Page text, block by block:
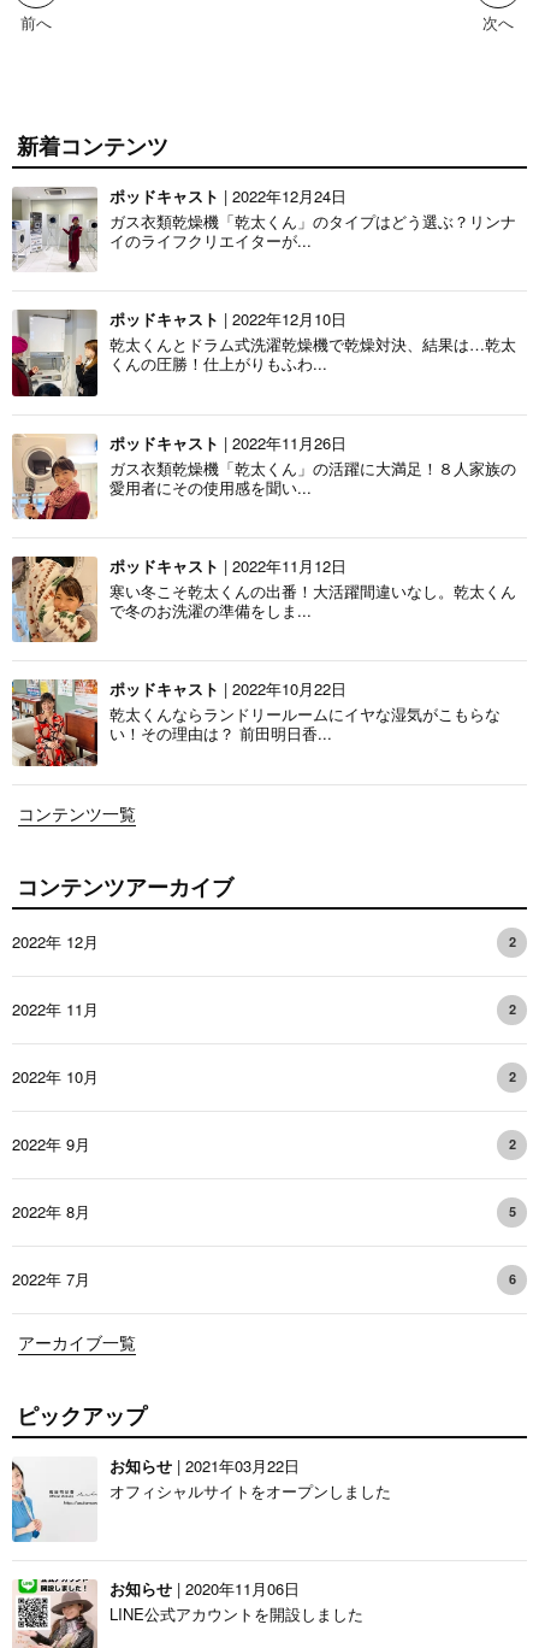
前へ 次へ
新着コンテンツ
ポッドキャスト | 2022年12月24日
ガス衣類乾燥機「乾太くん」のタイプはどう選ぶ？リンナ
イのライフクリエイターが...
ポッドキャスト | 2022年12月10日
乾太くんとドラム式洗濯乾燥機で乾燥対決、結果は…乾太
くんの圧勝！仕上がりもふわ...
ポッドキャスト | 2022年11月26日
ガス衣類乾燥機「乾太くん」の活躍に大満足！８人家族の
愛用者にその使用感を聞い...
ポッドキャスト | 2022年11月12日
寒い冬こそ乾太くんの出番！大活躍間違いなし。乾太くん
で冬のお洗濯の準備をしま...
ポッドキャスト | 2022年10月22日
乾太くんならランドリールームにイヤな湿気がこもらな
い！その理由は？ 前田明日香...
コンテンツ一覧
コンテンツアーカイブ
2022年 12月 2
2022年 11月 2
2022年 10月 2
2022年 9月 2
2022年 8月 5
2022年 7月 6
アーカイブ一覧
ピックアップ
お知らせ | 2021年03月22日
オフィシャルサイトをオープンしました
お知らせ | 2020年11月06日
LINE公式アカウントを開設しました